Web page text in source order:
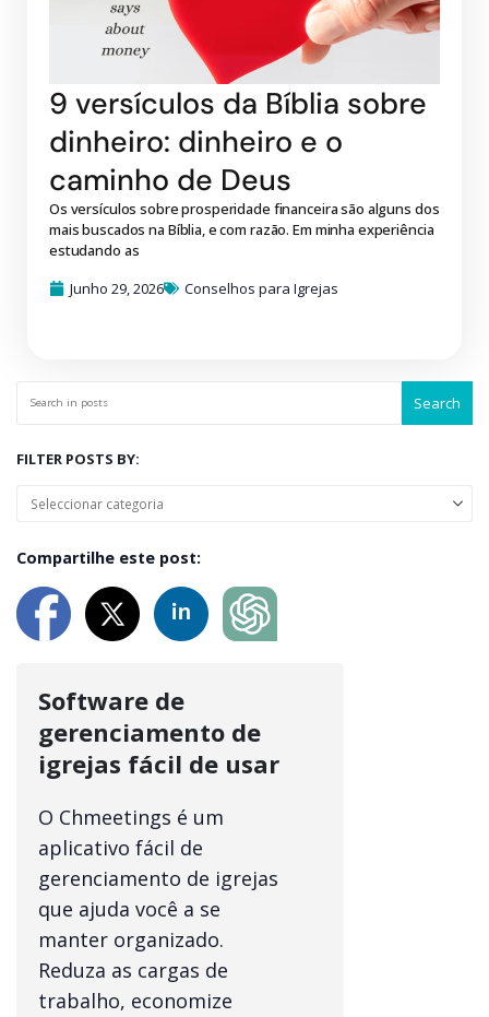
9 versículos da Bíblia sobre
dinheiro: dinheiro e o
caminho de Deus
Os versículos sobre prosperidade financeira são alguns dos
mais buscados na Bíblia, e com razão. Em minha experiência
estudando as
Junho 29, 2026
Conselhos para Igrejas
Search
FILTER POSTS BY:
Compartilhe este post:
Software de
gerenciamento de
igrejas fácil de usar
O Chmeetings é um
aplicativo fácil de
gerenciamento de igrejas
que ajuda você a se
manter organizado.
Reduza as cargas de
trabalho, economize